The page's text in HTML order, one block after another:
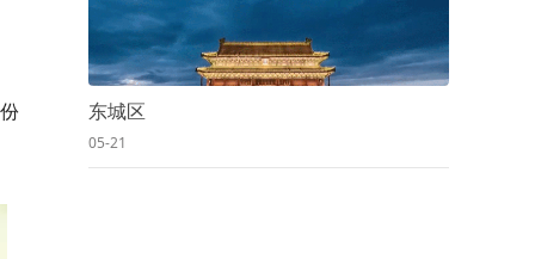
东城区
05-21